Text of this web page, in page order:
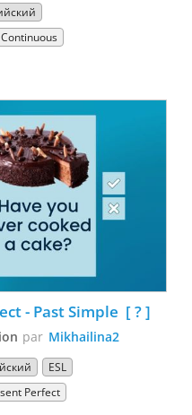
- Past Simple  [ ? ]
par Mikhailina2
ESL
Perfect